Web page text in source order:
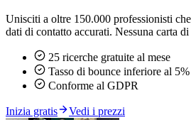
Unisciti a oltre 150.000 professionisti
dati di contatto accurati. Nessuna carta
25 ricerche gratuite al mese
Tasso di bounce inferiore al 5%
Conforme al GDPR
Inizia gratis Vedi i prezzi